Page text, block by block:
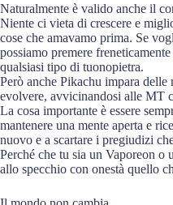
Naturalmente è valido anche il
Niente ci vieta di crescere e
cose che amavamo prima. Se
possiamo premere
qualsiasi tipo di tuonopietra.
Però anche Pikachu impara delle
evolvere, avvicinandosi alle MT
La cosa importante è essere
mantenere una mente aperta e
nuovo e a scartare i pregiudizi
Perché che tu sia un Vaporeon o
allo specchio con onestà quello